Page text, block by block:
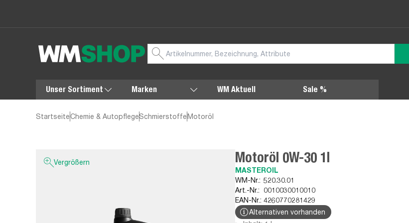
Unser Sortiment Marken WM Aktuell Sale %
StartseiteChemie & AutopflegeSchmierstoffeMotoröl
Vergrößern Motoröl 0W-30 1l
MASTEROIL
WM-Nr.: 520.30.01
Art.-Nr.: 0010030010010
EAN-Nr.: 4260770281429
Alternativen vorhanden